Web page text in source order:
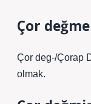
Çor
Çor deg-/Çorap
olmak.